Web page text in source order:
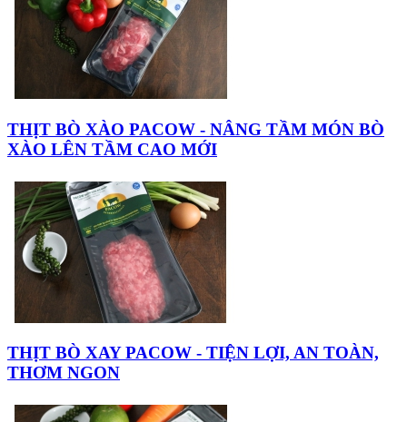
THỊT BÒ XÀO PACOW - NÂNG TẦM MÓN BÒ
XÀO LÊN TẦM CAO MỚI
THỊT BÒ XAY PACOW - TIỆN LỢI, AN TOÀN,
THƠM NGON